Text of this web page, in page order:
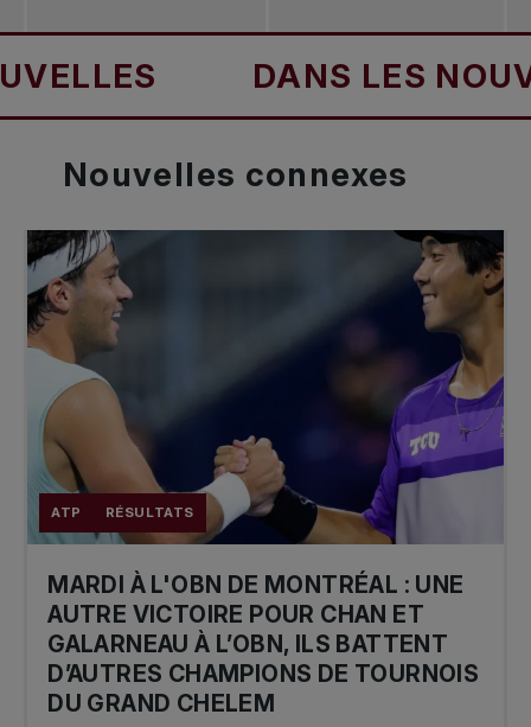
DANS LES
Nouvelles connexes
ATP RÉSULTATS
MARDI À L'OBN DE MONTRÉAL : UNE
AUTRE VICTOIRE POUR CHAN ET
GALARNEAU À L’OBN, ILS BATTENT
D’AUTRES CHAMPIONS DE TOURNOIS
DU GRAND CHELEM